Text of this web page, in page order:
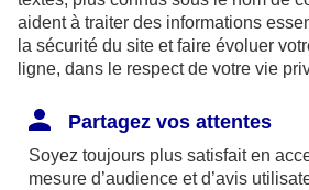
Découvrir vos services
ligne
aident à traiter des informations
la sécurité du site et faire évoluer
ligne, dans le respect de votre vie
Partagez vos attentes
Soyez toujours plus satisfait en
mesure d’audience et d’avis